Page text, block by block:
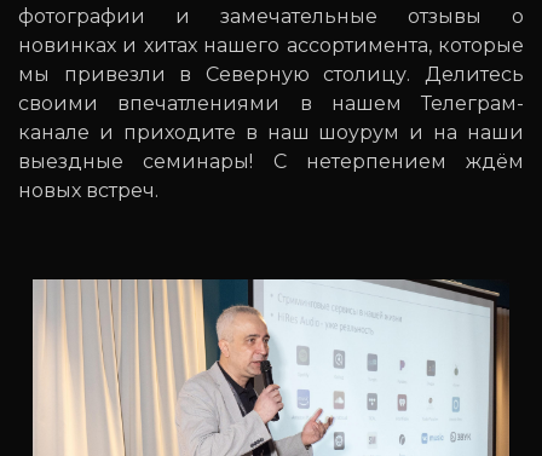
фотографии и замечательные отзывы о
новинках и хитах нашего ассортимента, которые
мы привезли в Северную столицу. Делитесь
своими впечатлениями в нашем Телеграм-
канале и приходите в наш шоурум и на наши
выездные семинары! С нетерпением ждём
новых встреч.